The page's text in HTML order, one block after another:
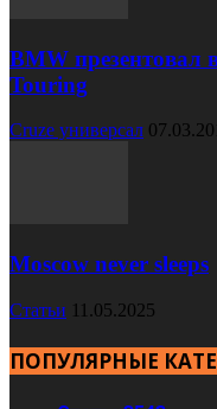
BMW презентовал
Touring
Cruze универсал
Moscow never sleeps
Статьи 11.05.2025
ПОПУЛЯРНЫЕ